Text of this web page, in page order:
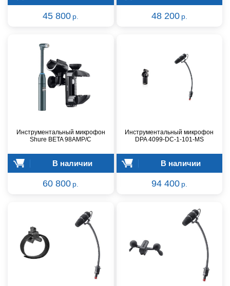
45 800 р. 48 200 р.
Инструментальный микрофон
Shure BETA 98AMP/C
В наличии
60 800 р.
Инструментальный микрофон
DPA 4099-DC-1-101-MS
В наличии
94 400 р.